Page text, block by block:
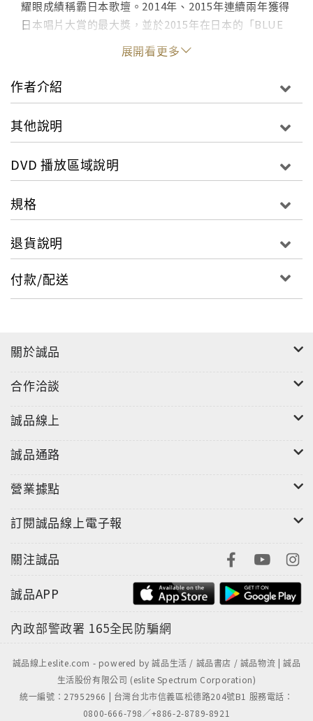
耀眼成績稱霸日本歌壇。2014年、2015年連續兩年獲得
日本唱片大賞的最大獎，並於2015年在日本的「BLUE
PLANET」巨蛋巡迴演出動員了120萬人次，超乎想像的
人氣無人能出其右。電影【放浪一族～三代目J Soul
Brothers之奇跡～】是紀錄他們完美年度的首部長篇紀
錄片，自2014年秋天起便跟拍三代目J Soul Brothers
規格：影片類型：紀錄片級別：普遍級發音：日語，杜
NTSC片長：91分鐘
展開看更多
作者介紹
其他說明
DVD 播放區域說明
規格
退貨說明
付款/配送
關於誠品
合作洽談
誠品線上
誠品通路
營業據點
訂閱誠品線上電子報
關注誠品
誠品APP
內政部警政署 165全民防騙網
誠品線上eslite.com - powered by 誠品生活 / 誠品書店 / 誠品物流 | 誠品
生活股份有限公司 (eslite Spectrum Corporation)
統一編號：27952966 | 台灣台北市信義區松德路204號B1 服務電話：
0800-666-798／+886-2-8789-8921